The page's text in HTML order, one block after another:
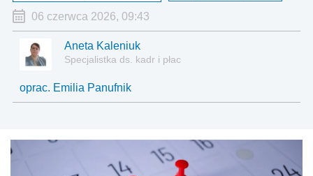
06 czerwca 2026, 09:43
Aneta Kaleniuk
Specjalistka ds. kadr i płac
oprac. Emilia Panufnik